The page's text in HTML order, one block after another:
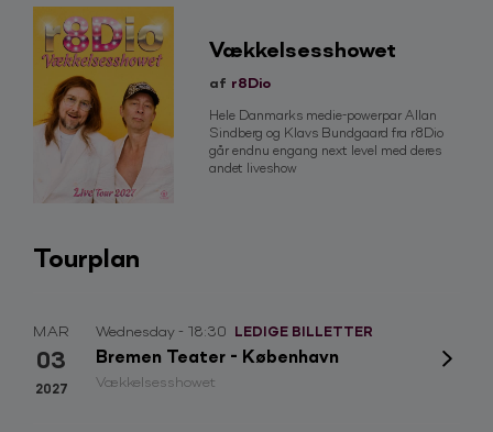
Vækkelsesshowet
af r8Dio
Hele Danmarks medie-powerpar Allan
Sindberg og Klavs Bundgaard fra r8Dio
går endnu engang next level med deres
andet liveshow
Tourplan
MAR
03
2027
Wednesday - 18:30 LEDIGE BILLETTER
Bremen Teater - København
Vækkelsesshowet